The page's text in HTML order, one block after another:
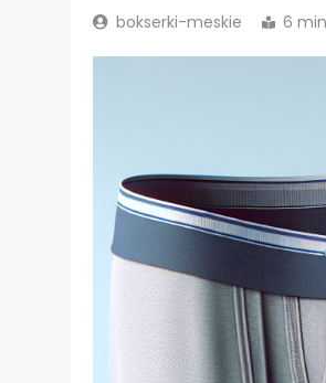
bokserki-meskie 6